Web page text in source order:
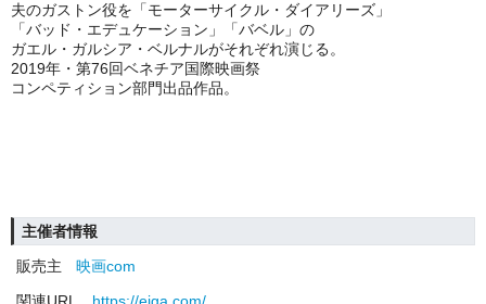
夫のガストン役を「モーターサイクル・ダイアリーズ」
「バッド・エデュケーション」「バベル」の
ガエル・ガルシア・ベルナルがそれぞれ演じる。
2019年・第76回ベネチア国際映画祭
コンペティション部門出品作品。
主催者情報
販売主
映画com